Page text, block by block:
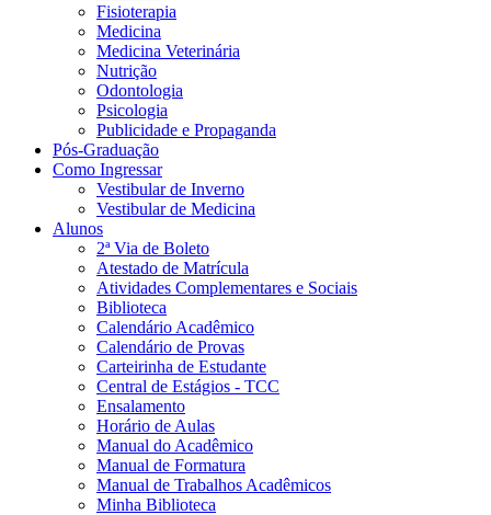
Fisioterapia
Medicina
Medicina Veterinária
Nutrição
Odontologia
Psicologia
Publicidade e Propaganda
Pós-Graduação
Como Ingressar
Vestibular de Inverno
Vestibular de Medicina
Alunos
2ª Via de Boleto
Atestado de Matrícula
Atividades Complementares e Sociais
Biblioteca
Calendário Acadêmico
Calendário de Provas
Carteirinha de Estudante
Central de Estágios - TCC
Ensalamento
Horário de Aulas
Manual do Acadêmico
Manual de Formatura
Manual de Trabalhos Acadêmicos
Minha Biblioteca